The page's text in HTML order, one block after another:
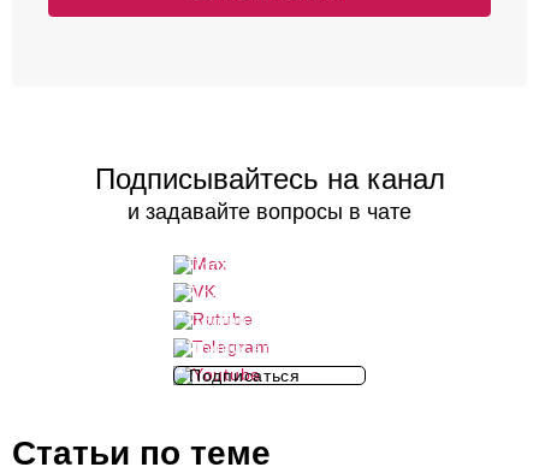
Подписывайтесь на канал
и задавайте вопросы в чате
Подписаться
Подписаться
Подписаться
Подписаться
Подписаться
Статьи по теме